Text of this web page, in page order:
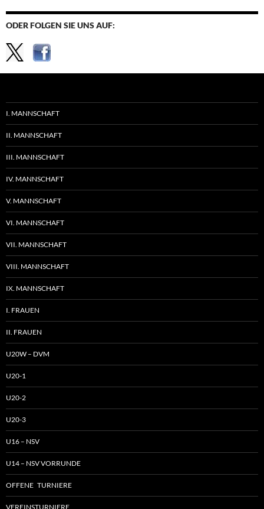
ODER FOLGEN SIE UNS AUF:
I. MANNSCHAFT
II. MANNSCHAFT
III. MANNSCHAFT
IV. MANNSCHAFT
V. MANNSCHAFT
VI. MANNSCHAFT
VII. MANNSCHAFT
VIII. MANNSCHAFT
IX. MANNSCHAFT
I. FRAUEN
II. FRAUEN
U20W – DVM
U20-1
U20-2
U20-3
U16 – NSV
U14 – NSV VORRUNDE
OFFENE TURNIERE
VEREINSTURNIERE